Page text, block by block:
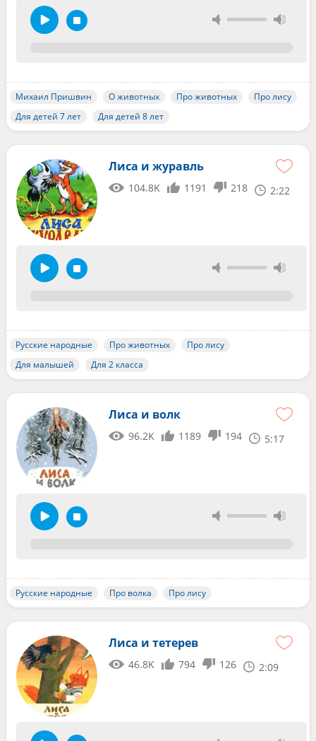
Михаил Пришвин О животных Про животных
Про лису
Для детей 7 лет
Для детей 8 лет
Лиса и журавль
104.8K 1191 218 2:22
Русские народные Про животных
Про лису
Для малышей
Для 2 класса
Лиса и волк
96.2K 1189 194 5:17
Русские народные Про волка Про лису
Лиса и тетерев
46.8K 794 126 2:09